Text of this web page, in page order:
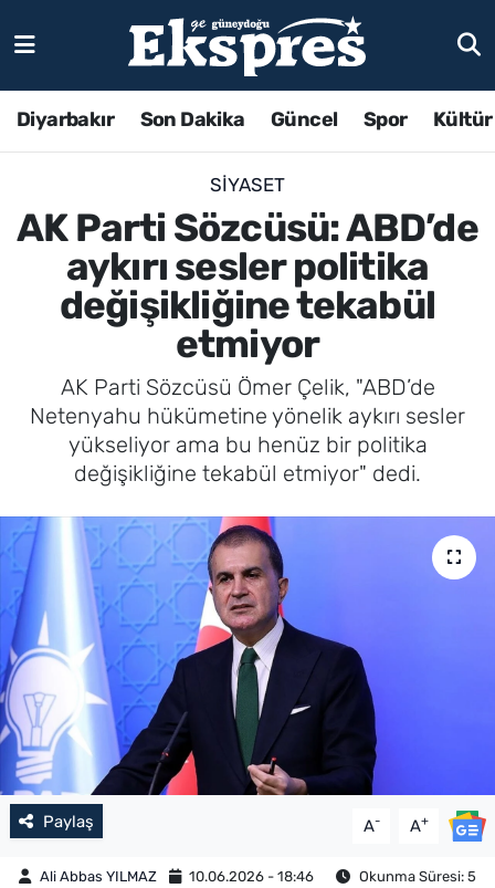
Diyarbakır Son Dakika Güncel Spor
SIYASET
AK Parti Sözcüsü: ABD’de
aykırı sesler politika
değişikliğine tekabül
etmiyor
AK Parti Sözcüsü Ömer Çelik, "ABD’de
Netenyahu hükümetine yönelik aykırı sesler
yükseliyor ama bu henüz bir politika
değişikliğine tekabül etmiyor" dedi.
Paylaş A- A+
Ali Abbas YILMAZ 10.06.2026 - 18:46
Okunma Süresi: 5